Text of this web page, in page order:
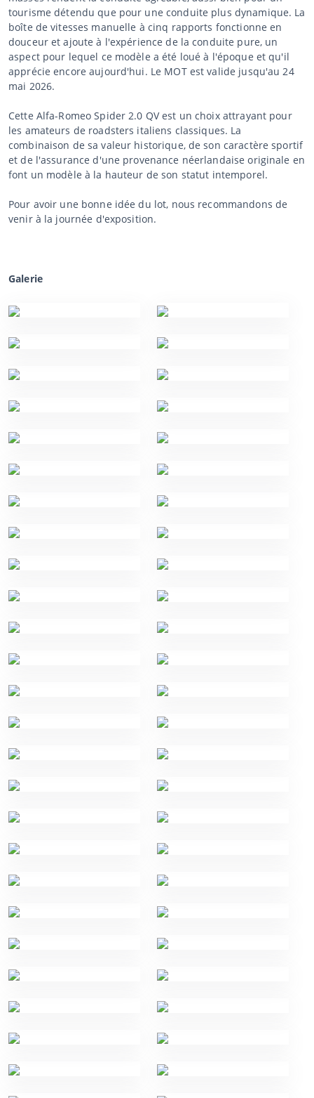
tourisme détendu que pour une conduite plus dynamique. La
boîte de vitesses manuelle à cinq rapports fonctionne en
douceur et ajoute à l'expérience de la conduite pure, un
aspect pour lequel ce modèle a été loué à l'époque et qu'il
apprécie encore aujourd'hui. Le MOT est valide jusqu'au 24
mai 2026.
Cette Alfa-Romeo Spider 2.0 QV est un choix attrayant pour
les amateurs de roadsters italiens classiques. La
combinaison de sa valeur historique, de son caractère sportif
et de l'assurance d'une provenance néerlandaise originale en
font un modèle à la hauteur de son statut intemporel.
Pour avoir une bonne idée du lot, nous recommandons de
venir à la journée d'exposition.
Galerie